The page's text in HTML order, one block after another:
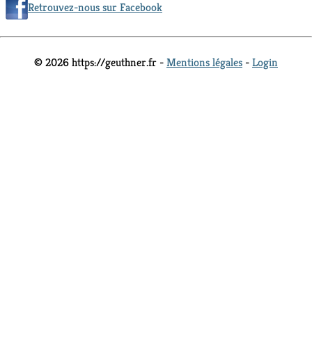
Retrouvez-nous sur Facebook
© 2026 https://geuthner.fr -Mentions légales -Login